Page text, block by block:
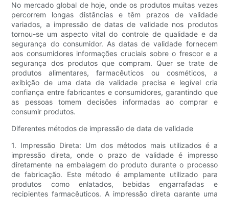
No mercado global de hoje, onde os produtos muitas vezes
percorrem longas distâncias e têm prazos de validade
variados, a impressão de datas de validade nos produtos
tornou-se um aspecto vital do controle de qualidade e da
segurança do consumidor. As datas de validade fornecem
aos consumidores informações cruciais sobre o frescor e a
segurança dos produtos que compram. Quer se trate de
produtos alimentares, farmacêuticos ou cosméticos, a
exibição de uma data de validade precisa e legível cria
confiança entre fabricantes e consumidores, garantindo que
as pessoas tomem decisões informadas ao comprar e
consumir produtos.
Diferentes métodos de impressão de data de validade
1. Impressão Direta: Um dos métodos mais utilizados é a
impressão direta, onde o prazo de validade é impresso
diretamente na embalagem do produto durante o processo
de fabricação. Este método é amplamente utilizado para
produtos como enlatados, bebidas engarrafadas e
recipientes farmacêuticos. A impressão direta garante uma